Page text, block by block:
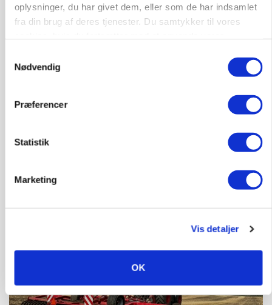
oplysninger, du har givet dem, eller som de har indsamlet
fra din brug af deres tjenester. Du samtykker til vores
Nødvendig
Præferencer
Statistik
Marketing
Vis detaljer
OK
»Nu stopper I«: Landbrugsdebattør og
KVÆG
Snart kan man søge tilskud til naturprojekter